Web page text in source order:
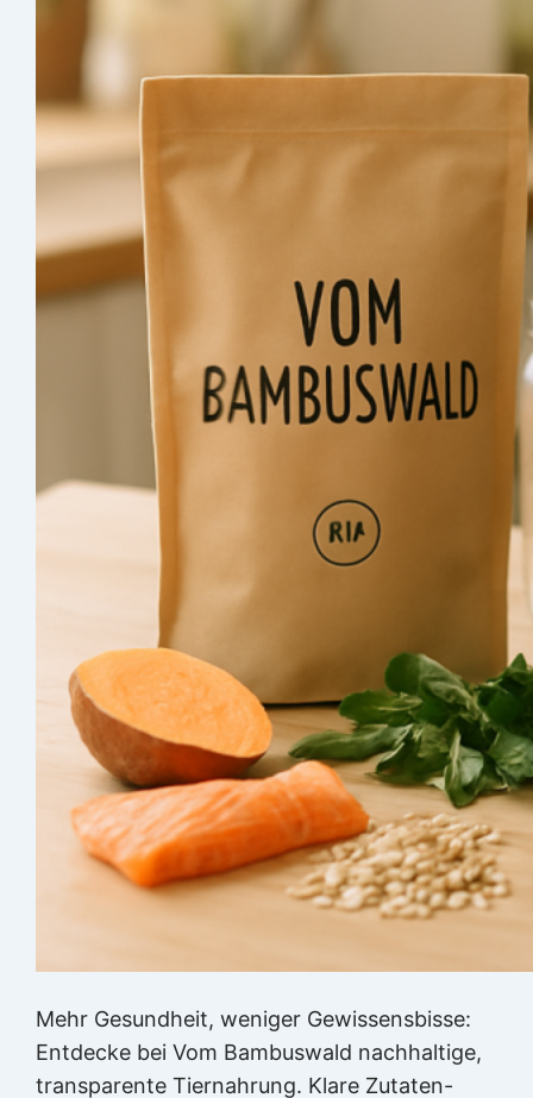
Mehr Gesundheit, weniger Gewissensbisse:
Entdecke bei Vom Bambuswald nachhaltige,
transparente Tiernahrung. Klare Zutaten-